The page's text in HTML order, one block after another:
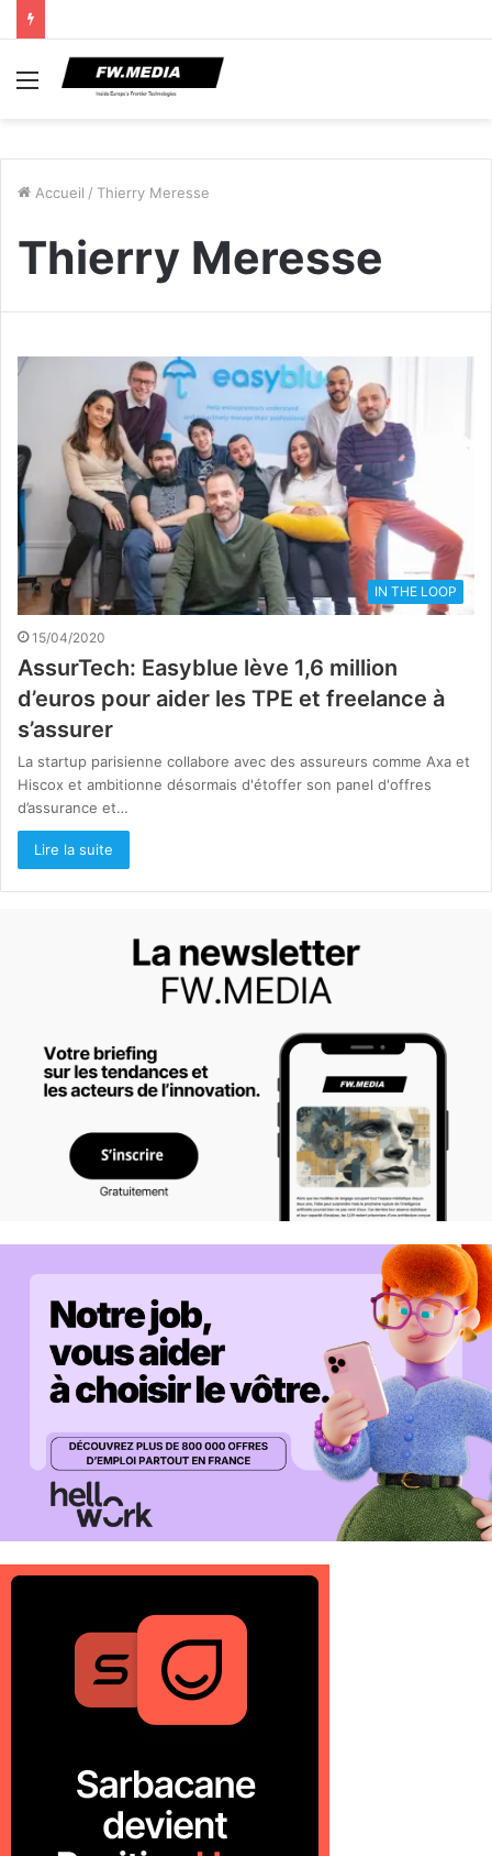
Menu
Accueil / Thierry Meresse
Thierry Meresse
IN THE LOOP
15/04/2020
AssurTech: Easyblue lève 1,6 million
d’euros pour aider les TPE et freelance à
s’assurer
La startup parisienne collabore avec des assureurs comme Axa et
Hiscox et ambitionne désormais d'étoffer son panel d'offres
d’assurance et…
Lire la suite